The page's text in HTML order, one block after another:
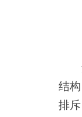
结构
排